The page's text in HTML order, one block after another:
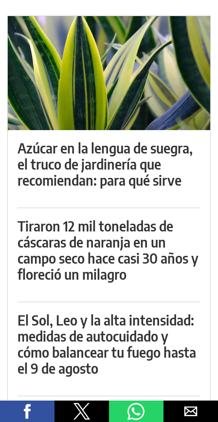
Azúcar en la lengua de suegra,
el truco de jardinería que
recomiendan: para qué sirve
Tiraron 12 mil toneladas de
cáscaras de naranja en un
campo seco hace casi 30 años y
floreció un milagro
El Sol, Leo y la alta intensidad:
medidas de autocuidado y
cómo balancear tu fuego hasta
el 9 de agosto
Nuevo hallazgo de las